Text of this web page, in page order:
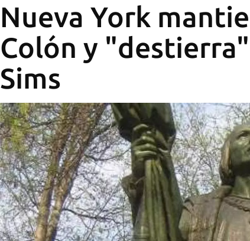
Nueva York
Colón y
Sims